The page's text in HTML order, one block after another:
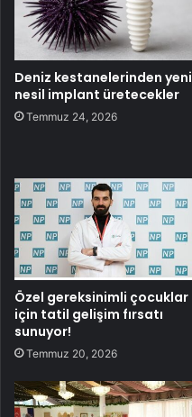
Deniz kestanelerinden yeni
nesil implant üretecekler
Temmuz 24, 2026
Özel gereksinimli çocuklar
için tatil gelişim fırsatı
sunuyor!
Temmuz 20, 2026